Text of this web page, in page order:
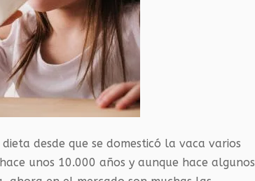
desde que se domesticó la vaca varios
unos 10.000 años y aunque hace algunos